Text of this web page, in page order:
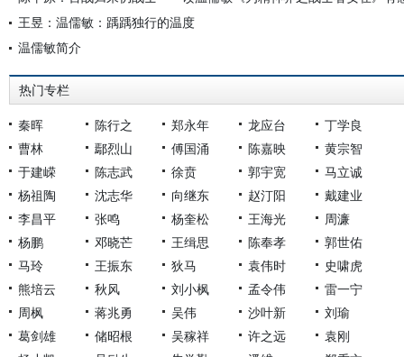
王昱：温儒敏：踽踽独行的温度
温儒敏简介
热门专栏
秦晖 陈行之 郑永年 龙应台
丁学良
曹林
鄢烈山 傅国涌 陈嘉映
黄宗智
于建嵘
陈志武 徐贲 郭宇宽
马立诚
杨祖陶
沈志华 向继东 赵汀阳
戴建业
李昌平
张鸣 杨奎松 王海光
周濂
杨鹏
邓晓芒 王缉思 陈奉孝
郭世佑
马玲
王振东 狄马 袁伟时
史啸虎
熊培云
秋风 刘小枫 孟令伟
雷一宁
周枫
蒋兆勇 吴伟 沙叶新
刘瑜
葛剑雄
储昭根 吴稼祥 许之远
袁刚